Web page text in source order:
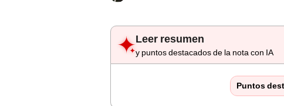
Leer resumen
y puntos destacados de la nota con IA
Puntos